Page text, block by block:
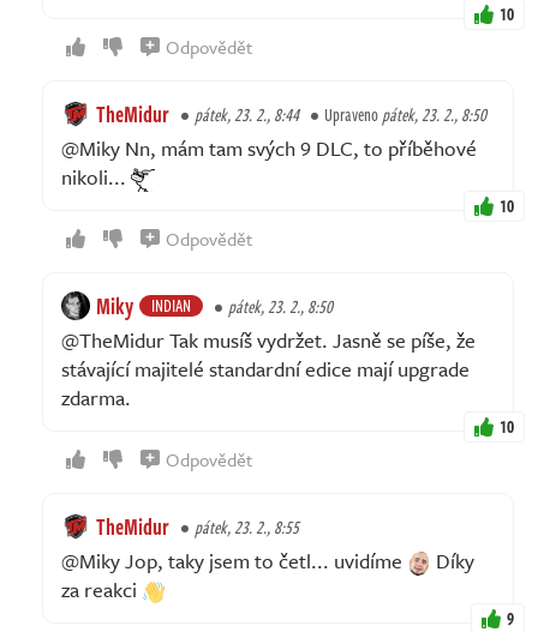
10
Odpovědět
TheMidur pátek, 23. 2., 8:44 Upravenopátek, 23. 2., 8:50
@Miky Nn, mám tam svých 9 DLC, to příběhové
nikoli...
10
Odpovědět
Miky INDIAN pátek, 23. 2., 8:50
@TheMidur Tak musíš vydržet. Jasně se píše, že
stávající majitelé standardní edice mají upgrade
zdarma.
10
Odpovědět
TheMidur pátek, 23. 2., 8:55
@Miky Jop, taky jsem to četl... uvidíme
Díky
za reakci
9